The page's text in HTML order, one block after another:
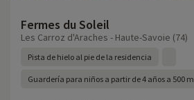
Fermes du Soleil
Les Carroz d'Araches - Haute-Savoie (74)
Pista de hielo al pie de la residencia
Guardería para niños a partir de 4 años a 500 m